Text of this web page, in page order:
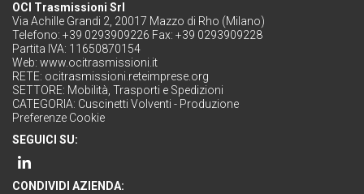
OCI Trasmissioni Srl
Via Achille Grandi 2, 20017 Mazzo di Rho (Milano)
Telefono: +39 0293909226 Fax: +39 0293909228
Partita IVA: 11650870154
Web: www.ocitrasmissioni.it
RETE: ocitrasmissioni.reteimprese.org
SETTORE: Mobilità, Trasporti e Spedizioni
CATEGORIA: Cuscinetti Volventi - Produzione
Preferenze Cookie
SEGUICI SU:
CONDIVIDI AZIENDA: